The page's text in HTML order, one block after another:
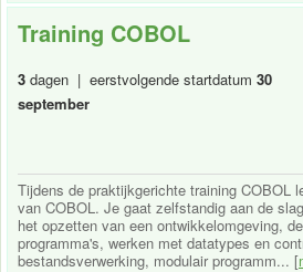
Training COBOL
3 dagen | eerstvolgende startdatum 30
september
Tijdens de praktijkgerichte training COBOL
van COBOL. Je gaat zelfstandig aan de
het opzetten van een ontwikkelomgeving,
programma's, werken met datatypes en
bestandsverwerking, modulair programm... [